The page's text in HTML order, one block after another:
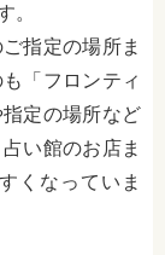
。
指定の場所ま
「フロンティ
定の場所など
い館のお店ま
くなっていま